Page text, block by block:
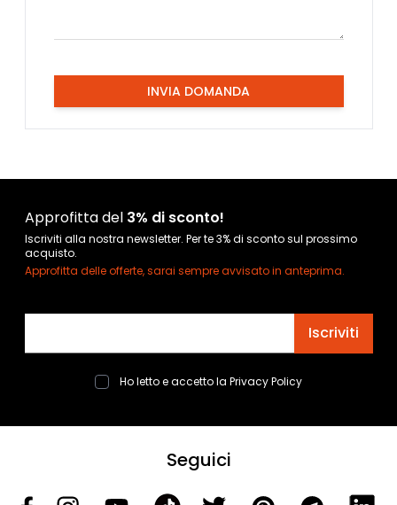
INVIA DOMANDA
Approfitta del 3% di sconto!
Iscriviti alla nostra newsletter. Per te 3% di sconto sul prossimo
acquisto.
Approfitta delle offerte, sarai sempre avvisato in anteprima.
Iscriviti
Ho letto e accetto la Privacy Policy
Seguici